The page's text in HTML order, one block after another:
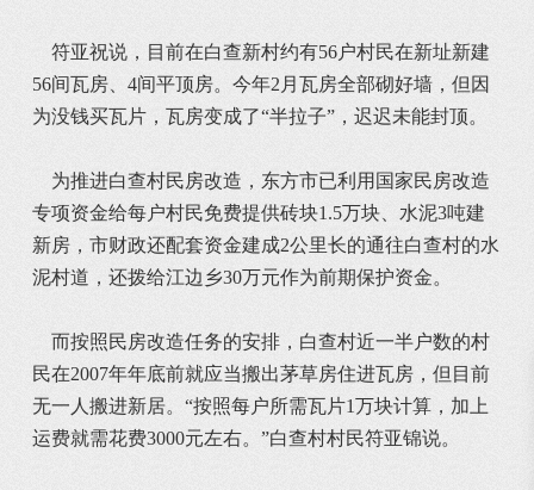
符亚祝说，目前在白查新村约有56户村民在新址新建
56间瓦房、4间平顶房。今年2月瓦房全部砌好墙，但因
为没钱买瓦片，瓦房变成了“半拉子”，迟迟未能封顶。
为推进白查村民房改造，东方市已利用国家民房改造
专项资金给每户村民免费提供砖块1.5万块、水泥3吨建
新房，市财政还配套资金建成2公里长的通往白查村的水
泥村道，还拨给江边乡30万元作为前期保护资金。
而按照民房改造任务的安排，白查村近一半户数的村
民在2007年年底前就应当搬出茅草房住进瓦房，但目前
无一人搬进新居。“按照每户所需瓦片1万块计算，加上
运费就需花费3000元左右。”白查村村民符亚锦说。